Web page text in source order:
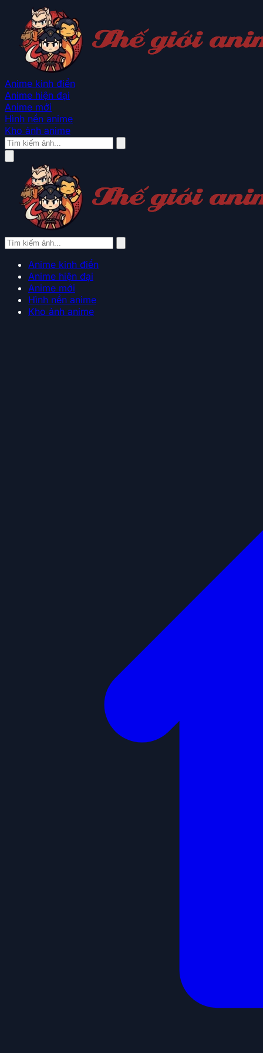
Anime kinh điển
Anime hiện đại
Anime mới
Hình nền anime
Kho ảnh anime
Anime kinh điển
Anime hiện đại
Anime mới
Hình nền anime
Kho ảnh anime